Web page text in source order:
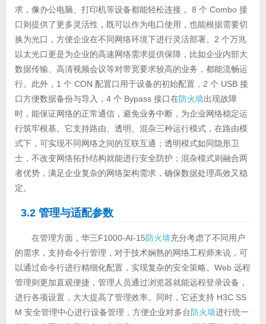
求，像办公电脑、打印机等设备都能轻松连接 。8 个 Combo 接
口则提供了更多灵活性，既可以作为电口使用，也能根据需要切
换为光口，方便企业在不同网络环境下进行灵活部署。2 个万兆
以太光口更是为企业的高速网络需求提供保障，比如企业内部大
数据传输、高清视频会议等对带宽要求较高的业务，都能流畅运
行。此外，1 个 CON 配置口用于设备的初始配置，2 个 USB 接
口方便数据备份与导入，4 个 Bypass 接口在防火墙出现故障
时，能保证网络的正常通信，避免业务中断，为企业网络稳定运
行筑牢根基。它支持路由、透明、混杂三种运行模式，在路由模
式下，可实现不同网络之间的互联互通；透明模式如同隐形卫
士，不改变网络拓扑结构就能进行安全防护；混杂模式则融合两
者优势，满足企业复杂的网络架构需求，确保数据处理高效又稳
定。
3.2 管理与适配参数
在管理方面，华三F1000-AI-15防火墙充分考虑了不同用户
的需求，支持命令行管理，对于技术娴熟的网络工程师来说，可
以通过命令行进行精细化配置，实现复杂的安全策略。Web 远程
管理则更加直观便捷，管理人员通过浏览器就能远程登录设备，
进行各项设置，大大提高了管理效率。同时，它还支持 H3C SS
M 安全管理中心进行设备管理，方便企业对多台防火墙进行统一